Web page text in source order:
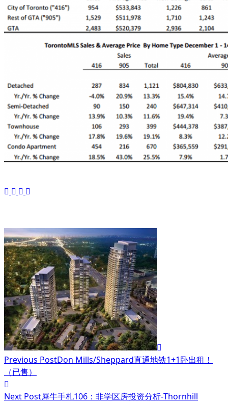
<span
class="nav-
subtitle
screen-
reader-
text">Page</span>
Previous PostDon Mills/Sheppard直通地铁1+1卧出租！
（已售）
Next Post犀牛手札106：非学区房投资分析-Thornhill